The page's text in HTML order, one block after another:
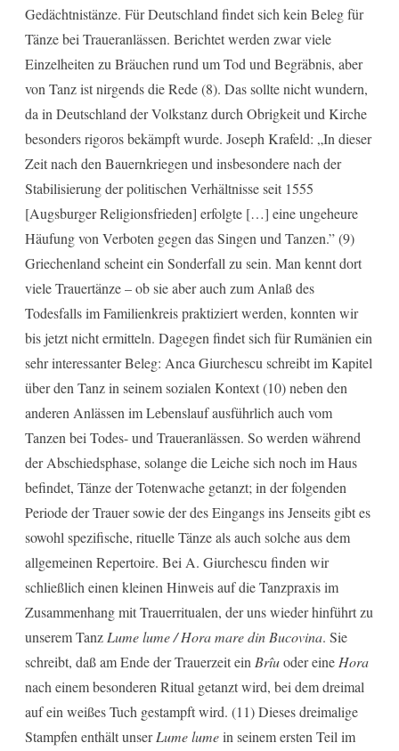
Gedächtnistänze. Für Deutschland findet sich kein Beleg für
Tänze bei Traueranlässen. Berichtet werden zwar viele
Einzelheiten zu Bräuchen rund um Tod und Begräbnis, aber
von Tanz ist nirgends die Rede (8). Das sollte nicht wundern,
da in Deutschland der Volkstanz durch Obrigkeit und Kirche
besonders rigoros bekämpft wurde. Joseph Krafeld: „In dieser
Zeit nach den Bauernkriegen und insbesondere nach der
Stabilisierung der politischen Verhältnisse seit 1555
[Augsburger Religionsfrieden] erfolgte […] eine ungeheure
Häufung von Verboten gegen das Singen und Tanzen.” (9)
Griechenland scheint ein Sonderfall zu sein. Man kennt dort
viele Trauertänze – ob sie aber auch zum Anlaß des
Todesfalls im Familienkreis praktiziert werden, konnten wir
bis jetzt nicht ermitteln. Dagegen findet sich für Rumänien ein
sehr interessanter Beleg: Anca Giurchescu schreibt im Kapitel
über den Tanz in seinem sozialen Kontext (10) neben den
anderen Anlässen im Lebenslauf ausführlich auch vom
Tanzen bei Todes- und Traueranlässen. So werden während
der Abschiedsphase, solange die Leiche sich noch im Haus
befindet, Tänze der Totenwache getanzt; in der folgenden
Periode der Trauer sowie der des Eingangs ins Jenseits gibt es
sowohl spezifische, rituelle Tänze als auch solche aus dem
allgemeinen Repertoire. Bei A. Giurchescu finden wir
schließlich einen kleinen Hinweis auf die Tanzpraxis im
Zusammenhang mit Trauerritualen, der uns wieder hinführt zu
unserem TanzLume lume / Hora mare din Bucovina. Sie
schreibt, daß am Ende der Trauerzeit einBrîuoder eineHora
nach einem besonderen Ritual getanzt wird, bei dem dreimal
auf ein weißes Tuch gestampft wird. (11) Dieses dreimalige
Stampfen enthält unserLume lumein seinem ersten Teil im